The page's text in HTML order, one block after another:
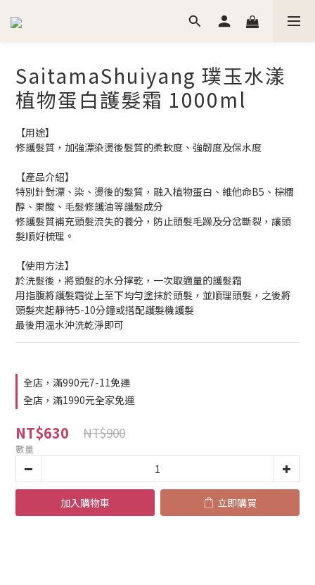
SaitamaShuiyang 璞玉水漾
植物蛋白護髮霜 1000ml
【用途】
修護髮質，加強漂染燙後髮質的柔軟度、強韌度及保水度
【產品介紹】
特別針對漂、染、燙後的髮質，融入植物蛋白、維他命B5、棕櫚
醇、果酸、毛髮修護油等護髮成分
修護髮質補充頭髮流失的養分，防止頭髮毛躁及分岔斷裂，讓頭
髮順好梳理。
【使用方法】
於洗髮後，將頭髮的水分擰乾，一次取適量的護髮霜
用指腹將護髮霜從上至下均勻塗抹於頭髮，並順理頭髮，之後將
頭髮夾起靜待5-10分鐘或搭配護髮機護髮
最後用溫水沖洗乾淨即可
全店，滿990元7-11免運
全店，滿1990元全家免運
NT$630 NT$900
數量
加入購物車 立即購買